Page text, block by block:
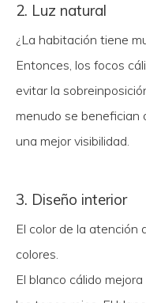
2. Luz natural
¿La habitación tiene
Entonces, los focos
evitar la
menudo se benefician
una mejor visibilidad.
3. Diseño interior
El color de la atención
colores.
El blanco cálido